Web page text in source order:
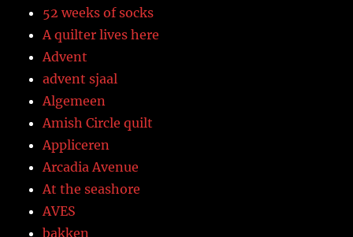
52 weeks of socks
A quilter lives here
Advent
advent sjaal
Algemeen
Amish Circle quilt
Appliceren
Arcadia Avenue
At the seashore
AVES
bakken